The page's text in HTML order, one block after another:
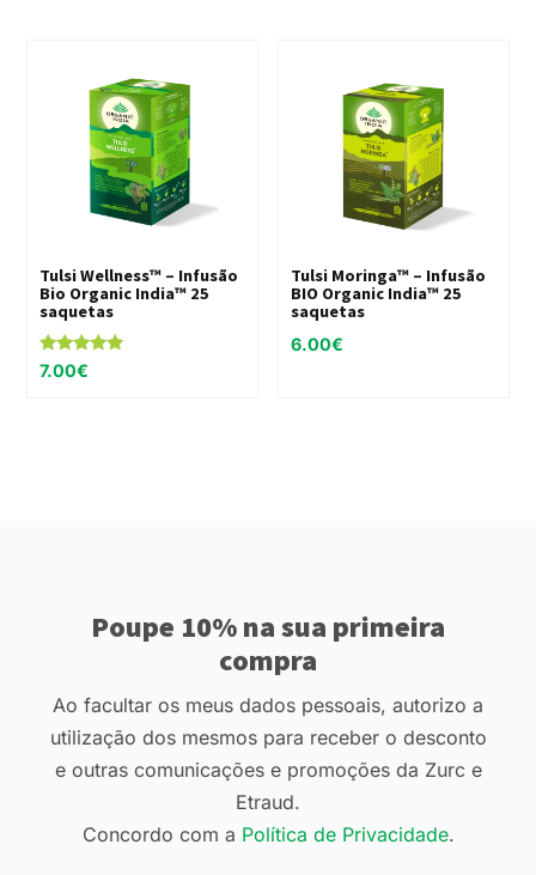
Tulsi Wellness™ – Infusão
Bio Organic India™ 25
saquetas
Avaliação
5.00
7.00€
Tulsi Moringa™ – Infusão
BIO Organic India™ 25
saquetas
6.00€
Poupe 10% na sua primeira
compra
Ao facultar os meus dados pessoais, autorizo a
utilização dos mesmos para receber o desconto
e outras comunicações e promoções da Zurc e
Etraud.
Concordo com a Política de Privacidade.